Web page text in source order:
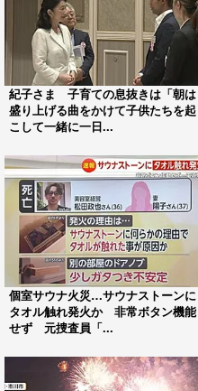
紀子さま 子育ての息抜きは「朝は
盛り上げる曲をかけて子供たちを起
こして一緒に一日...
個室サウナ火災…サウナストーンに
タオル触れ発火か 非常ボタン機能
せず 元捜査員「...